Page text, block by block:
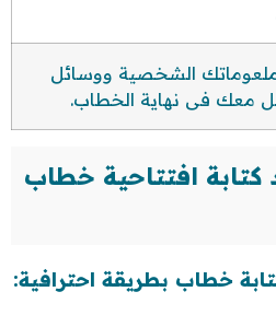
الشخصية ووسائل
معك فى نهاية الخطاب.
كتابة افتتاحية خطاب
خطاب بطريقة احترافية: